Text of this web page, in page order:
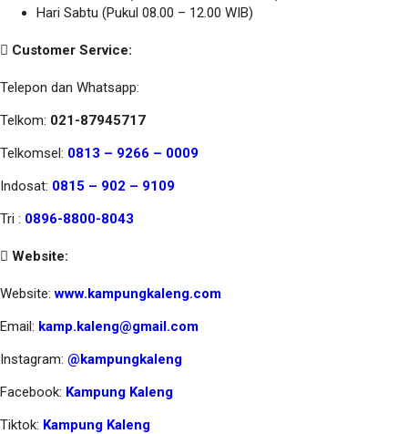
Hari Sabtu (Pukul 08.00 – 12.00 WIB)
Customer Service:
Telepon dan Whatsapp:
Telkom: 021-87945717
Telkomsel: 0813 – 9266 – 0009
Indosat: 0815 – 902 – 9109
Tri : 0896-8800-8043
Website:
Website:www.kampungkaleng.com
Email: kamp.kaleng@gmail.com
Instagram: @kampungkaleng
Facebook: Kampung Kaleng
Tiktok: Kampung Kaleng